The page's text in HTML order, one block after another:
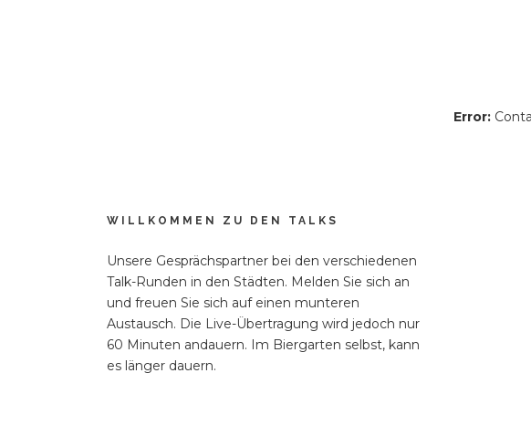
Error:
WILLKOMMEN ZU DEN TALKS
Unsere Gesprächspartner bei den verschiedenen
Talk-Runden in den Städten. Melden Sie sich an
und freuen Sie sich auf einen munteren
Austausch. Die Live-Übertragung wird jedoch nur
60 Minuten andauern. Im Biergarten selbst, kann
es länger dauern.